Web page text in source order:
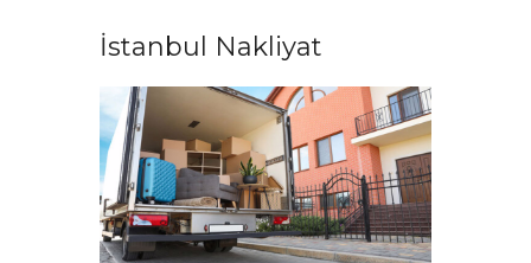
İstanbul Nakliyat